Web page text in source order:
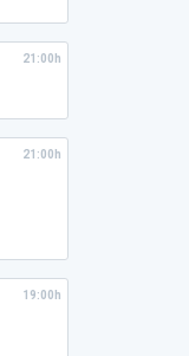
21:00h
21:00h
19:00h